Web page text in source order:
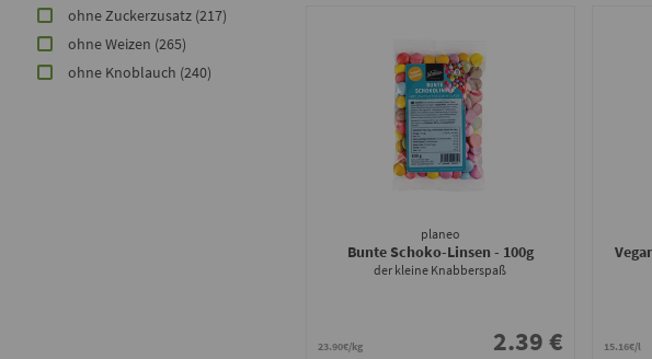
ohne Zuckerzusatz (217)
ohne Weizen (265)
ohne Knoblauch (240)
planeo
Bunte Schoko-Linsen - 100g
der kleine Knabberspaß
23.90€/kg 2.39 € 15.16€/l